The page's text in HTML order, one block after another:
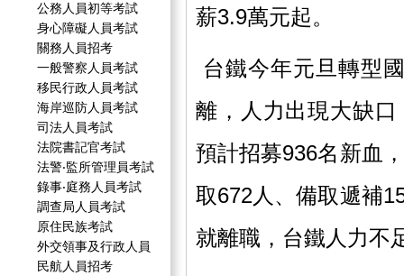
公務人員初等考試
身心障礙人員考試
關務人員招考
一般警察人員考試
移民行政人員考試
海岸巡防人員考試
司法人員考試
法院書記官考試
法警‧監所管理員考試
錄事‧庭務人員考試
調查局人員考試
原住民族考試
外交領事及行政人員
民航人員招考
薪3.9萬元起。
台鐵今年元旦轉型
離，人力出現大缺
預計招募936名新血
取672人、備取遞補
就離職，台鐵人力不